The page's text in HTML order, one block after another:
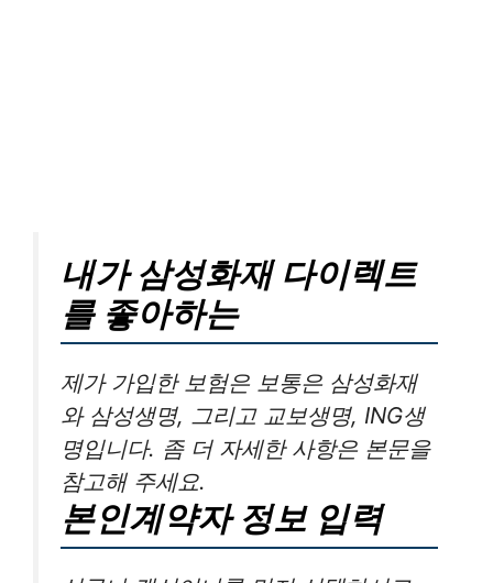
내가 삼성화재 다이렉트
를 좋아하는
제가 가입한 보험은 보통은 삼성화재
와 삼성생명, 그리고 교보생명, ING생
명입니다. 좀 더 자세한 사항은 본문을
참고해 주세요.
본인계약자 정보 입력